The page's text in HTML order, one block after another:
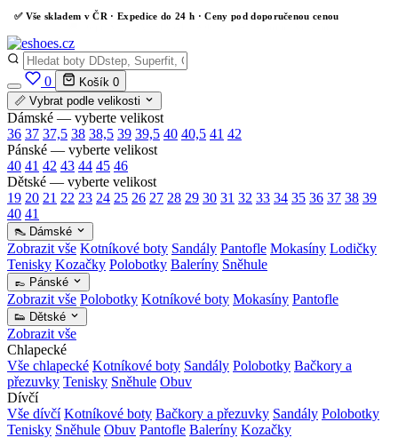
✅ Vše skladem v ČR · Expedice do 24 h · Ceny pod doporučenou cenou
0 Košík 0
📏 Vybrat podle velikosti
Dámské — vyberte velikost
36 37 37,5 38 38,5 39 39,5 40 40,5 41 42
Pánské — vyberte velikost
40 41 42 43 44 45 46
Dětské — vyberte velikost
19 20 21 22 23 24 25 26 27 28 29 30 31 32 33 34 35 36 37 38 39
40 41
👠 Dámské
Zobrazit vše Kotníkové boty Sandály Pantofle Mokasíny Lodičky
Tenisky Kozačky Polobotky Baleríny Sněhule
👞 Pánské
Zobrazit vše Polobotky Kotníkové boty Mokasíny Pantofle
👟 Dětské
Zobrazit vše
Chlapecké
Vše chlapecké Kotníkové boty Sandály Polobotky Bačkory a
přezuvky Tenisky Sněhule Obuv
Dívčí
Vše dívčí Kotníkové boty Bačkory a přezuvky Sandály Polobotky
Tenisky Sněhule Obuv Pantofle Baleríny Kozačky